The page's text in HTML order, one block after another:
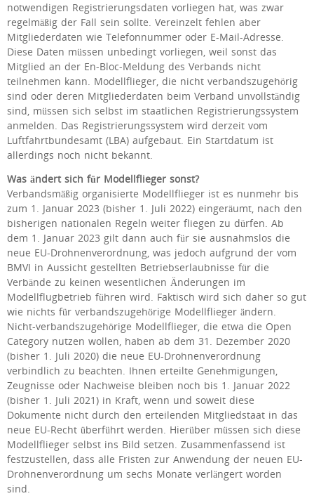
notwendigen Registrierungsdaten vorliegen hat, was zwar
regelmäßig der Fall sein sollte. Vereinzelt fehlen aber
Mitgliederdaten wie Telefonnummer oder E-Mail-Adresse.
Diese Daten müssen unbedingt vorliegen, weil sonst das
Mitglied an der En-Bloc-Meldung des Verbands nicht
teilnehmen kann. Modellflieger, die nicht verbandszugehörig
sind oder deren Mitgliederdaten beim Verband unvollständig
sind, müssen sich selbst im staatlichen Registrierungssystem
anmelden. Das Registrierungssystem wird derzeit vom
Luftfahrtbundesamt (LBA) aufgebaut. Ein Startdatum ist
allerdings noch nicht bekannt.
Was ändert sich für Modellflieger sonst?
Verbandsmäßig organisierte Modellflieger ist es nunmehr bis
zum 1. Januar 2023 (bisher 1. Juli 2022) eingeräumt, nach den
bisherigen nationalen Regeln weiter fliegen zu dürfen. Ab
dem 1. Januar 2023 gilt dann auch für sie ausnahmslos die
neue EU-Drohnenverordnung, was jedoch aufgrund der vom
BMVI in Aussicht gestellten Betriebserlaubnisse für die
Verbände zu keinen wesentlichen Änderungen im
Modellflugbetrieb führen wird. Faktisch wird sich daher so gut
wie nichts für verbandszugehörige Modellflieger ändern.
Nicht-verbandszugehörige Modellflieger, die etwa die Open
Category nutzen wollen, haben ab dem 31. Dezember 2020
(bisher 1. Juli 2020) die neue EU-Drohnenverordnung
verbindlich zu beachten. Ihnen erteilte Genehmigungen,
Zeugnisse oder Nachweise bleiben noch bis 1. Januar 2022
(bisher 1. Juli 2021) in Kraft, wenn und soweit diese
Dokumente nicht durch den erteilenden Mitgliedstaat in das
neue EU-Recht überführt werden. Hierüber müssen sich diese
Modellflieger selbst ins Bild setzen. Zusammenfassend ist
festzustellen, dass alle Fristen zur Anwendung der neuen EU-
Drohnenverordnung um sechs Monate verlängert worden
sind.